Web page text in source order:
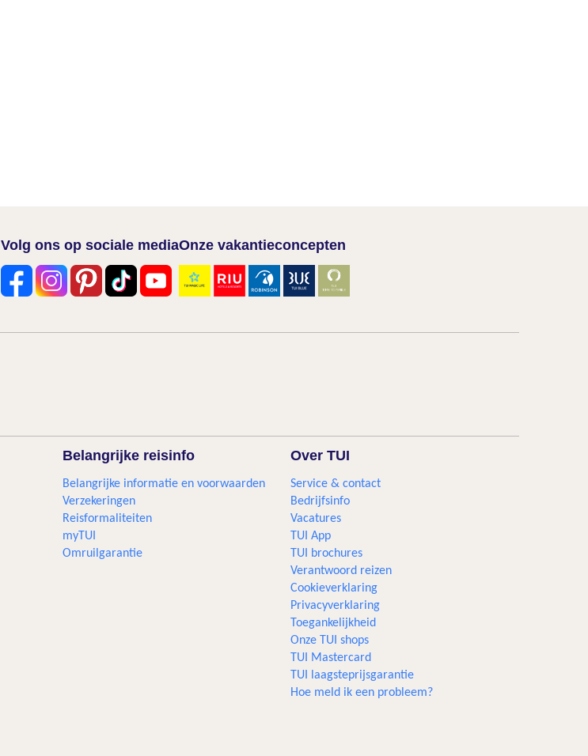
Volg ons op sociale mediaOnze vakantieconcepten
Belangrijke reisinfo
Belangrijke informatie en voorwaarden
Verzekeringen
Reisformaliteiten
myTUI
Omruilgarantie
Over TUI
Service & contact
Bedrijfsinfo
Vacatures
TUI App
TUI brochures
Verantwoord reizen
Cookieverklaring
Privacyverklaring
Toegankelijkheid
Onze TUI shops
TUI Mastercard
TUI laagsteprijsgarantie
Hoe meld ik een probleem?